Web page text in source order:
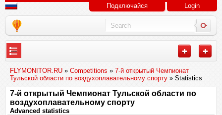
Подключайся Login
---
FLYMONITOR.RU » Competitions » 7-й открытый Чемпионат
Тульской области по воздухоплавательному спорту » Statistics
7-й открытый Чемпионат Тульской области по
воздухоплавательному спорту
Advanced statistics